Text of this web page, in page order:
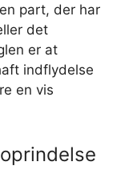
part, der har
det
er at
indflydelse
en vis